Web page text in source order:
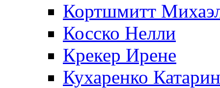
Кортшмитт
Косско Нелли
Крекер Ирене
Кухаренко